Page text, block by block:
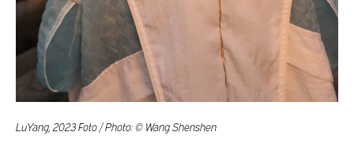
LuYang, 2023 Foto / Photo: © Wang Shenshen